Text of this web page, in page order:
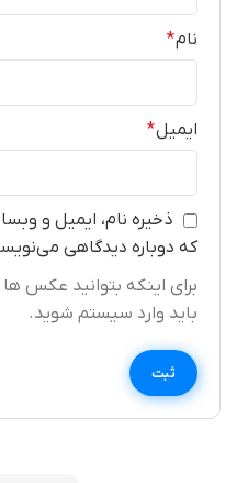
نام*
ایمیل*
ذخیره نام، ایمیل و
که دوباره دیدگاهی
برای اینکه بتوانید عکس
باید وارد سیستم شوید.